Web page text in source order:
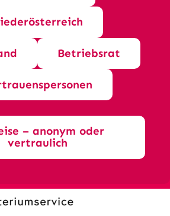
Betriebsrat
– anonym oder
vertraulich